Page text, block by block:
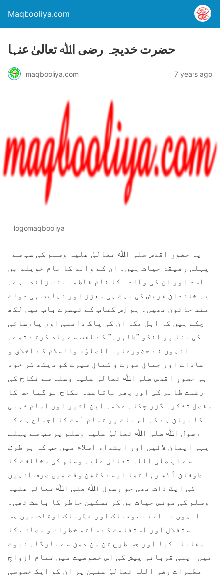
Maqbooliya.com
حضرت خدیجہ رضی اﷲ تعالیٰ عنہا
maqbooliya.com 7 years ago
logomaqbooliya
پہلی رفیقۂ حیات ہیں۔ ان کے والد کا نام خویلد بن
اسد اور ان کی والدہ کا نام فاطمہ بنت زائدہ ہے۔
یہ خاندان قریش کی بہت ہی معزز اور نہایت ہی دولت
مند خاتون تھیں۔ ہم اِس کتاب کے تیسرے باب میں لکھ
چکے ہیں کہ اہل مکہ ان کی پاک دامنی اور پارسائی
کی بنا پر انکو ”طاہرہ” کے لقب سے یاد کرتے تھے۔
انہوں نے حضورعلیہ الصلوٰۃ والسلام کے اخلاق و
عادات اور جمالِ صورت و کمالِ سیرت کو دیکھ کر خود
ہی حضورِ اقدس صلی اﷲ تعالیٰ علیہ وسلم سے نکاح کی
رغبت ظاہر کی اور پھر باقاعدہ نکاح ہو گیا جس کا
مفصل تذکرہ گزر چکا۔ علامہ ابن اثیر اور امام ذہبی
کا بیان ہے کہ اس بات پر تمام اُمت کا اجماع ہے کہ
رسول اﷲ صلی اﷲ تعالیٰ علیہ وسلم پر سب سے پہلے
یہی ایمان لائیں اور ابتداء اسلام میں جب کہ ہر طرف
سے آپ صلی اللہ تعالیٰ علیہ وسلم کی مخالفت کا
طوفان اُٹھ رہا تھا ایسے کٹھن وقت میں صرف انہیں
کی ایک ذات تھی جو رسول اﷲ صلی اﷲ تعالیٰ علیہ
وسلم کی مونس حیات بن کر تسکین خاطر کا باعث تھی۔
انہوں نے اتنے خوفناک اور خطرناک اوقات میں جس
استقلال اور استقامت کے ساتھ خطرات و مصائب کا
مقابلہ کیا اور جس طرح تن من دھن سے بارگاہ نبوت
میں اپنی قربانی پیش کی اس خصوصیت میں تمام ازواجِ
مطہرات رضی اللہ تعالیٰ عنہن پر ان کو ایک خصوصی